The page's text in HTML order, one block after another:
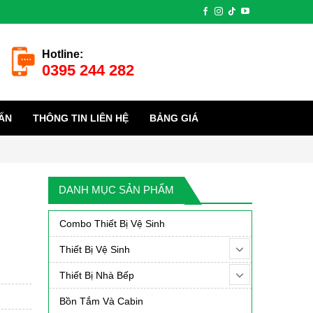
Hotline:
0395 244 282
THÔNG TIN LIÊN HỆ BẢNG GIÁ
DANH MỤC SẢN PHẨM
Combo Thiết Bị Vệ Sinh
Thiết Bị Vệ Sinh
Thiết Bị Nhà Bếp
Bồn Tắm Và Cabin